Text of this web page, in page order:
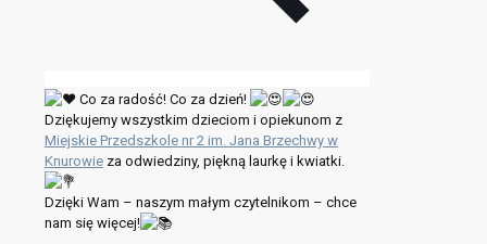
Co za radość! Co za dzień!
Dziękujemy wszystkim dzieciom i opiekunom z
Miejskie Przedszkole nr 2 im. Jana Brzechwy w
Knurowie za odwiedziny, piękną laurkę i kwiatki.
Dzięki Wam – naszym małym czytelnikom – chce
nam się więcej!